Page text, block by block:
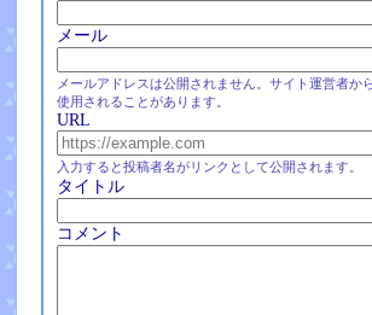
メール
メールアドレスは公開されません。サイト運営者か
使用されることがあります。
URL
入力すると投稿者名がリンクとして公開されます。
タイトル
コメント